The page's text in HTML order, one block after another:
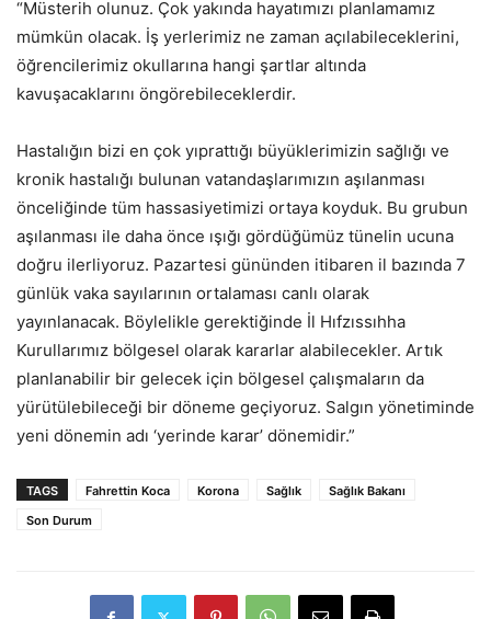
“Müsterih olunuz. Çok yakında hayatımızı planlamamız
mümkün olacak. İş yerlerimiz ne zaman açılabileceklerini,
öğrencilerimiz okullarına hangi şartlar altında
kavuşacaklarını öngörebileceklerdir.
Hastalığın bizi en çok yıprattığı büyüklerimizin sağlığı ve
kronik hastalığı bulunan vatandaşlarımızın aşılanması
önceliğinde tüm hassasiyetimizi ortaya koyduk. Bu grubun
aşılanması ile daha önce ışığı gördüğümüz tünelin ucuna
doğru ilerliyoruz. Pazartesi gününden itibaren il bazında 7
günlük vaka sayılarının ortalaması canlı olarak
yayınlanacak. Böylelikle gerektiğinde İl Hıfzıssıhha
Kurullarımız bölgesel olarak kararlar alabilecekler. Artık
planlanabilir bir gelecek için bölgesel çalışmaların da
yürütülebileceği bir döneme geçiyoruz. Salgın yönetiminde
yeni dönemin adı ‘yerinde karar’ dönemidir.”
TAGS Fahrettin Koca Korona Sağlık
Sağlık Bakanı
Son Durum